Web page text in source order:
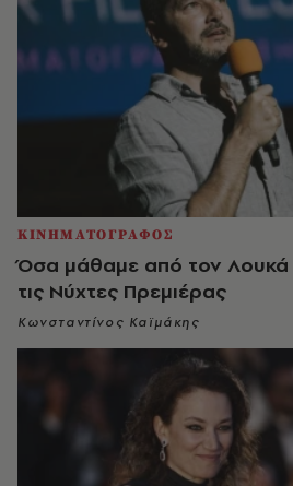
ΚΙΝΗΜΑΤΟΓΡΑΦΟΣ
Όσα μάθαμε από τον Λουκά
τις Νύχτες Πρεμιέρας
Κωνσταντίνος Καϊμάκης